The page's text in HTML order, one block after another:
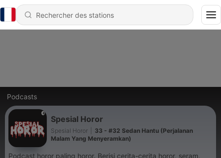
Podcasts
Spesial Horor
Spesial Horor
33 - #32 Sedan Hantu (Perjalanan
Malam Yang Menyeramkan)
Podcast horor paling horor. Berisi cerita-cerita horor, seram,